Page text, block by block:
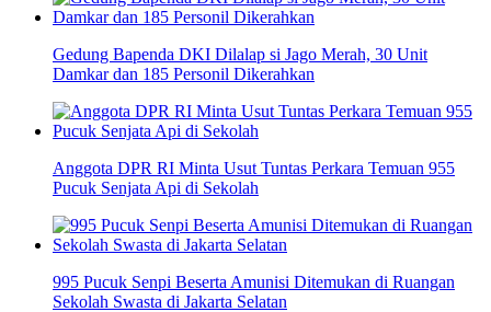
Gedung Bapenda DKI Dilalap si Jago Merah, 30 Unit
Damkar dan 185 Personil Dikerahkan
Anggota DPR RI Minta Usut Tuntas Perkara Temuan 955
Pucuk Senjata Api di Sekolah
995 Pucuk Senpi Beserta Amunisi Ditemukan di Ruangan
Sekolah Swasta di Jakarta Selatan